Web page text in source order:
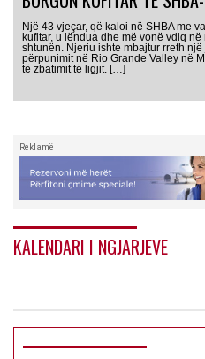
Një 43 vjeçar, që kaloi në SHBA me
kufitar, u lëndua dhe më vonë vdiq
shtunën. Njeriu ishte mbajtur rreth
përpunimit në Rio Grande Valley në
të zbatimit të ligjit. […]
Reklamë
KALENDARI I NGJARJEVE